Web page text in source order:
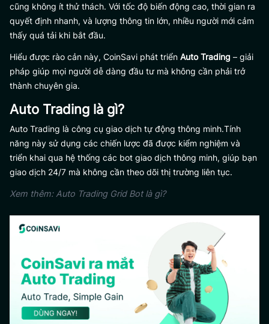
cũng không ít thử thách. Với tốc độ biến động cao, thời gian ra
quyết định nhanh, và lượng thông tin lớn, nhiều người mới cảm
thấy quá tải khi bắt đầu.
Hiểu được rào cản này, CoinSavi phát triển Auto Trading – giải
pháp giúp mọi người dễ dàng đầu tư mà không cần phải trở
thành chuyên gia.
Auto Trading là gì?
Auto Trading là công cụ giao dịch tự động thông minh.Tính
năng này sử dụng các chiến lược đã được kiểm nghiệm và
triển khai qua hệ thống các bot giao dịch thông minh, giúp bạn
giao dịch 24/7 mà không cần theo dõi thị trường liên tục.
Xem thêm: Auto Trading Grid Bot là gì?